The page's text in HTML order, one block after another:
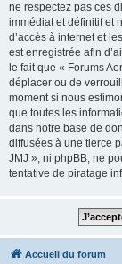
ne respectez pas ces
immédiat et définitif et
d’accès à internet et
est enregistrée afin
le fait que « Forums
déplacer ou de
moment si nous
que toutes les
dans notre base de
diffusées à une tierce
JMJ », ni phpBB, ne
tentative de piratage
Accueil du forum